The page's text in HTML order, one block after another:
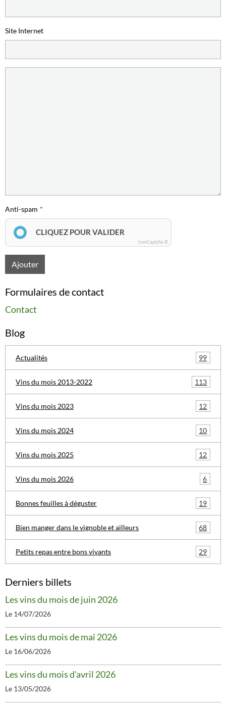
Site Internet
Anti-spam
CLIQUEZ POUR VALIDER
IconCaptcha ©
Ajouter
Formulaires de contact
Contact
Blog
Actualités 99
Vins du mois 2013-2022 113
Vins du mois 2023 12
Vins du mois 2024 10
Vins du mois 2025 12
Vins du mois 2026 6
Bonnes feuilles à déguster 19
Bien manger dans le vignoble et ailleurs 68
Petits repas entre bons vivants 29
Derniers billets
Les vins du mois de juin 2026
Le 14/07/2026
Les vins du mois de mai 2026
Le 16/06/2026
Les vins du mois d'avril 2026
Le 13/05/2026